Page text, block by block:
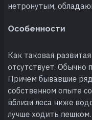
нетронутым,
Особенности
Как таковая
отсутствует. Обычно
Причём бывавшие
собственном опыте
вблизи леса ниже
лучше ходить